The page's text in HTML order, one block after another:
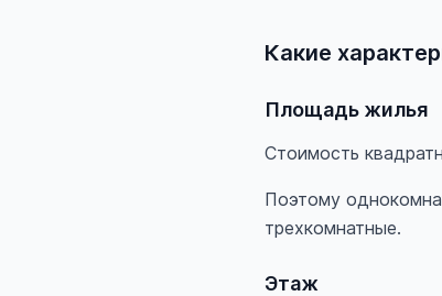
Какие
Площадь жилья
Стоимость
Поэтому
трехкомнатные.
Этаж